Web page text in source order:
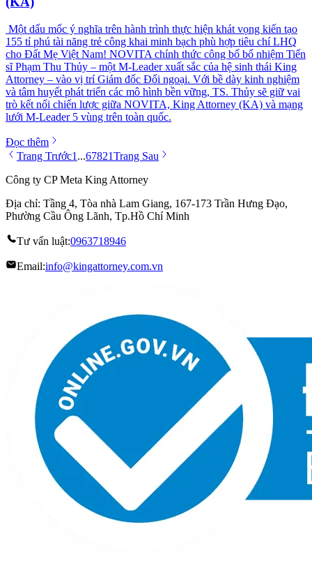
Một dấu mốc ý nghĩa trên hành trình thực hiện khát vọng kiến tạo
155 tỉ phú tài năng trẻ công khai minh bạch phù hợp tiêu chí LHQ
cho Đất Mẹ Việt Nam! NOVITA chính thức công bố bổ nhiệm Tiến
sĩ Phạm Thu Thủy – một M-Leader xuất sắc của hệ sinh thái King
Attorney – vào vị trí Giám đốc Đối ngoại. Với bề dày kinh nghiệm
và tâm huyết phát triển các mô hình bền vững, TS. Thủy sẽ giữ vai
trò kết nối chiến lược giữa NOVITA, King Attorney (KA) và mạng
lưới M-Leader 5 vùng trên toàn quốc.
Đọc thêm
Trang Trước1 ...67821Trang Sau
Công ty CP Meta King Attorney
Địa chỉ: Tầng 4, Tòa nhà Lam Giang, 167-173 Trần Hưng Đạo,
Phường Cầu Ông Lãnh, Tp.Hồ Chí Minh
Tư vấn luật:0963718946
Email:info@kingattorney.com.vn